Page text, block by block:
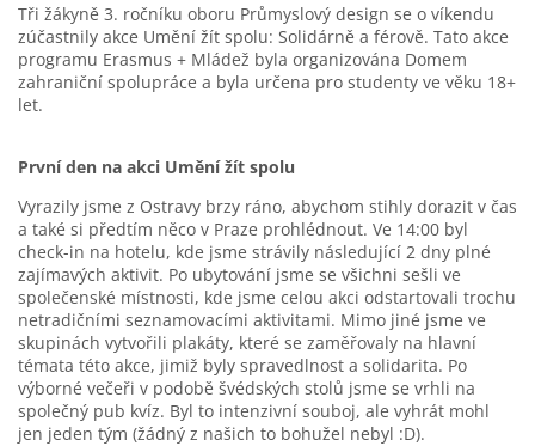
Tři žákyně 3. ročníku oboru Průmyslový design se o víkendu
zúčastnily akce Umění žít spolu: Solidárně a férově. Tato akce
programu Erasmus + Mládež byla organizována Domem
zahraniční spolupráce a byla určena pro studenty ve věku 18+
let.
První den na akci Umění žít spolu
Vyrazily jsme z Ostravy brzy ráno, abychom stihly dorazit v čas
a také si předtím něco v Praze prohlédnout. Ve 14:00 byl
check-in na hotelu, kde jsme strávily následující 2 dny plné
zajímavých aktivit. Po ubytování jsme se všichni sešli ve
společenské místnosti, kde jsme celou akci odstartovali trochu
netradičními seznamovacími aktivitami. Mimo jiné jsme ve
skupinách vytvořili plakáty, které se zaměřovaly na hlavní
témata této akce, jimiž byly spravedlnost a solidarita. Po
výborné večeři v podobě švédských stolů jsme se vrhli na
společný pub kvíz. Byl to intenzivní souboj, ale vyhrát mohl
jen jeden tým (žádný z našich to bohužel nebyl :D).